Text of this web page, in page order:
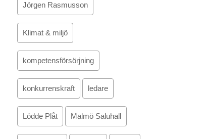
Jörgen Rasmusson
Klimat & miljö
kompetensförsörjning
konkurrenskraft ledare
Lödde Plåt Malmö Saluhall